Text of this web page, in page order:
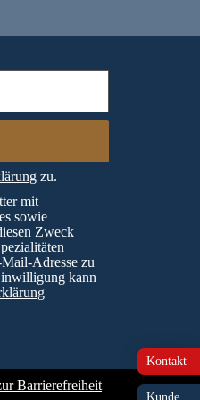
Kontakt
Kunde
zu.
mit
sowie
Zweck
Adresse zu
kann
Barrierefreiheit